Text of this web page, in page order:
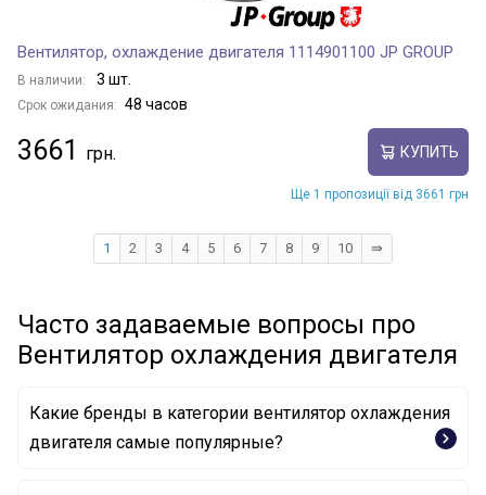
Вентилятор, охлаждение двигателя 1114901100 JP GROUP
В наличии: 3 шт.
Срок ожидания: 48 часов
3661 КУПИТЬ
Ще 1 пропозиції від 3661 грн
1 2 3 4 5 6 7 8 9 10 ⇛
Часто задаваемые вопросы про
Вентилятор охлаждения двигателя
Какие бренды в категории вентилятор охлаждения
двигателя самые популярные?